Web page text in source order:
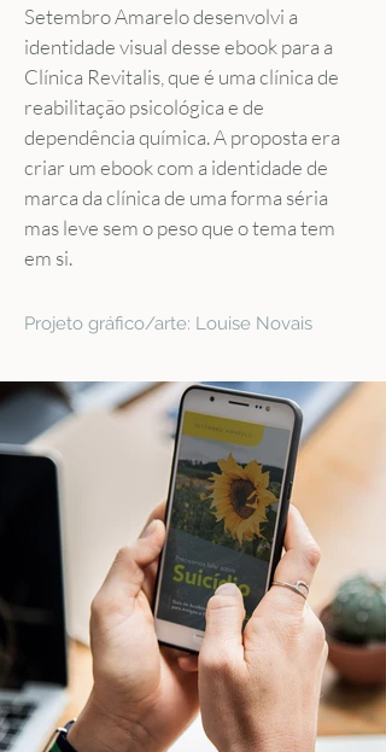
Setembro Amarelo desenvolvi a
identidade visual desse ebook para a
Clínica Revitalis, que é uma clínica de
reabilitação psicológica e de
dependência química. A proposta era
criar um ebook com a identidade de
marca da clínica de uma forma séria
mas leve sem o peso que o tema tem
em si.
Projeto gráfico/arte: Louise Novais